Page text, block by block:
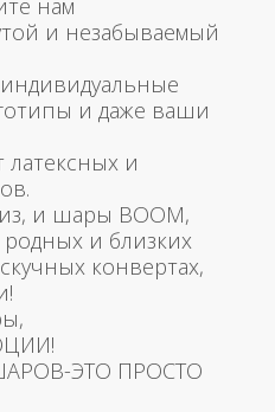
нам
и незабываемый
и даже ваши
и
и шары BOOM,
и близких
конвертах,
ЭТО ПРОСТО